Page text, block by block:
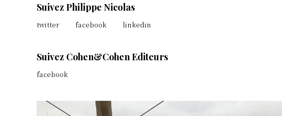
Footer
Suivez Philippe Nicolas
twitter facebook linkedin
Suivez Cohen&Cohen Editeurs
facebook